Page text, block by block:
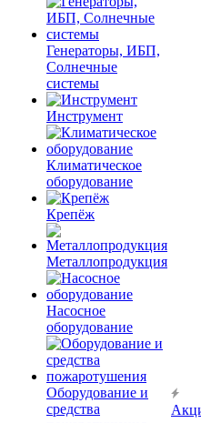
Генераторы, ИБП,
Солнечные
системы
Инструмент
Климатическое
оборудование
Крепёж
Металлопродукция
Насосное
оборудование
Оборудование и
средства